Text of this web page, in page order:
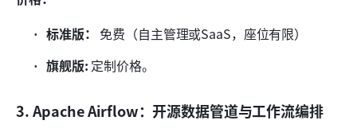
标准版： 免费（自主管理或SaaS，座位有限）
旗舰版: 定制价格。
3. Apache Airflow：开源数据管道与工作流编排